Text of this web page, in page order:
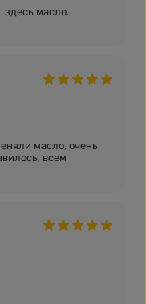
здесь масло.
масло, очень
всем